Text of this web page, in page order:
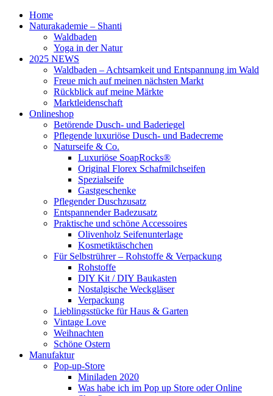
Home
Naturakademie – Shanti
Waldbaden
Yoga in der Natur
2025 NEWS
Waldbaden – Achtsamkeit und Entspannung im Wald
Freue mich auf meinen nächsten Markt
Rückblick auf meine Märkte
Marktleidenschaft
Onlineshop
Betörende Dusch- und Baderiegel
Pflegende luxuriöse Dusch- und Badecreme
Naturseife & Co.
Luxuriöse SoapRocks®
Original Florex Schafmilchseifen
Spezialseife
Gastgeschenke
Pflegender Duschzusatz
Entspannender Badezusatz
Praktische und schöne Accessoires
Olivenholz Seifenunterlage
Kosmetiktäschchen
Für Selbstrührer – Rohstoffe & Verpackung
Rohstoffe
DIY Kit / DIY Baukasten
Nostalgische Weckgläser
Verpackung
Lieblingsstücke für Haus & Garten
Vintage Love
Weihnachten
Schöne Ostern
Manufaktur
Pop-up-Store
Miniladen 2020
Was habe ich im Pop up Store oder Online